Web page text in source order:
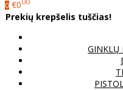
0 €0
Prekių krepšelis tuščias!
GINKLŲ